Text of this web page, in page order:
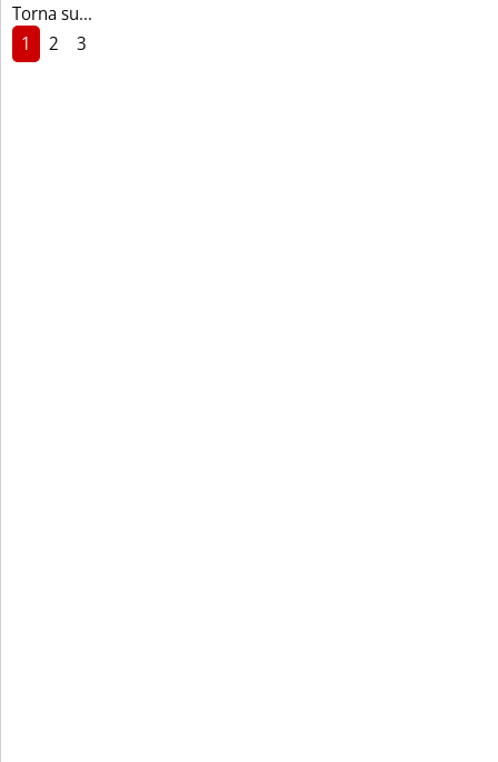
Torna su...
1
2 3